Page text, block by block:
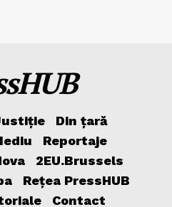
Din țară
Reportaje
2EU.Brussels
Rețea PressHUB
Contact